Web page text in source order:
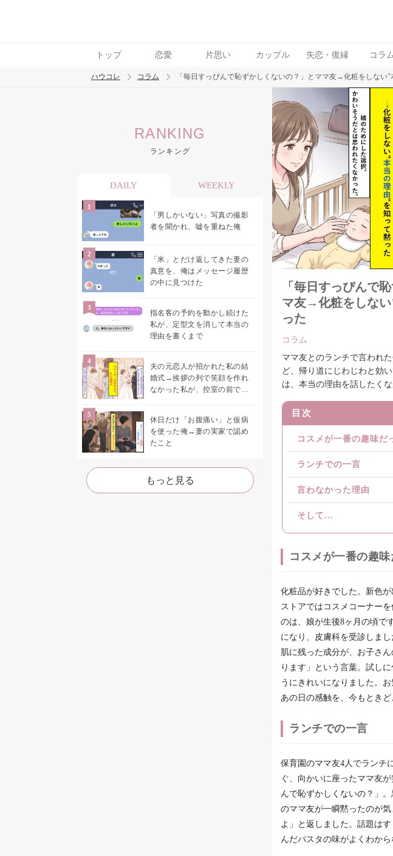
トップ 恋愛 片思い カップル 失恋・復縁 コラ
トレンド ワード
婚活
ハウコレ コラム 「毎日すっぴんで恥ずかしくないの？」とママ友→化粧をしない
RANKING
ランキング
DAILY WEEKLY
「男しかいない」写真の撮影
者を聞かれ、嘘を重ねた俺
「米」とだけ返してきた妻の
真意を、俺はメッセージ履歴
の中に見つけた
指名客の予約を動かし続けた
私が、定型文を消して本当の
理由を書くまで
夫の元恋人が招かれた私の結
婚式→挨拶の列で笑顔を作れ
なかった私が、控室の前で彼
休日だけ「お腹痛い」と仮病
を使った俺→妻の実家で認め
たこと
もっと見る
「毎日すっぴんで
マ友→化粧をしな
った
コラム
ママ友とのランチで言われ
ど、帰り道にじわじわと効
は、本当の理由を話したくな
目次
コスメが一番の趣味だ
ランチでの一言
言わなかった理由
そして...
コスメが一番の趣
化粧品が好きでした。新色
ストアではコスメコーナー
のは、娘が生後8ヶ月の頃で
になり、皮膚科を受診しま
肌に残った成分が、お子さ
ります」という言葉。試し
うにきれいになりました。
あの日の感触を、今もときど
ランチでの一言
保育園のママ友4人でランチ
ぐ、向かいに座ったママ友
んで恥ずかしくないの？」
のママ友が一瞬黙ったのが
よ」と返しました。話題は
んだパスタの味がよくわから